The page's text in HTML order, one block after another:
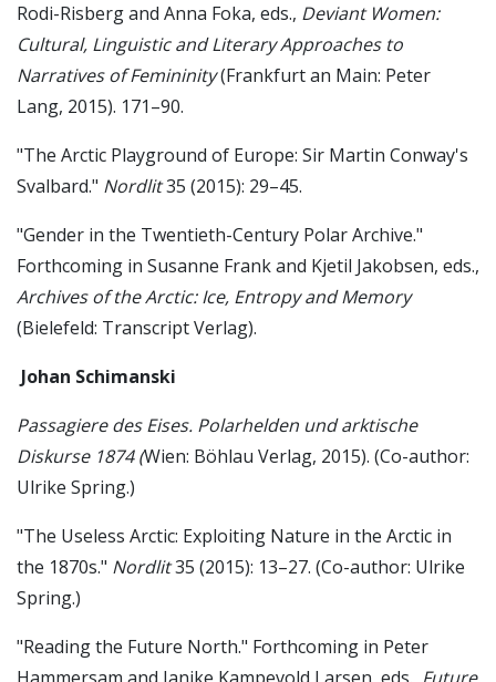
Rodi-Risberg and Anna Foka, eds., Deviant Women:
Cultural, Linguistic and Literary Approaches to
Narratives of Femininity(Frankfurt an Main: Peter
Lang, 2015). 171–90.
"The Arctic Playground of Europe: Sir Martin Conway's
Svalbard." Nordlit35 (2015): 29–45.
"Gender in the Twentieth-Century Polar Archive."
Forthcoming in Susanne Frank and Kjetil Jakobsen, eds.,
Archives of the Arctic: Ice, Entropy and Memory
(Bielefeld: Transcript Verlag).
Johan Schimanski
Passagiere des Eises. Polarhelden und arktische
Diskurse 1874 (Wien: Böhlau Verlag, 2015). (Co-author:
Ulrike Spring.)
"The Useless Arctic: Exploiting Nature in the Arctic in
the 1870s." Nordlit35 (2015): 13–27. (Co-author: Ulrike
Spring.)
"Reading the Future North." Forthcoming in Peter